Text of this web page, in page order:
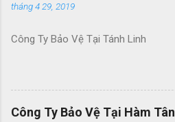
tháng 4 29, 2019
Công Ty Bảo Vệ Tại Tánh Linh
Công Ty Bảo Vệ Tại Hàm Tân